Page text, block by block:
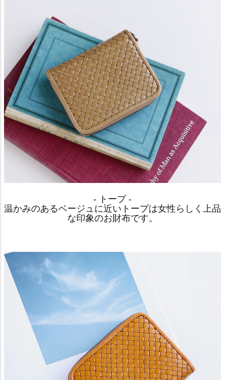
- トープ -
温かみのあるベージュに近いトープは女性らしく上品
な印象のお財布です。